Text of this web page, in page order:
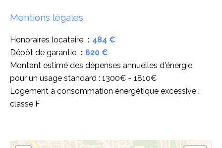
Mentions légales
Honoraires locataire
484 €
Dépôt de garantie
620 €
Montant estimé des dépenses annuelles d'énergie
pour un usage standard : 1300€ ~ 1810€
Logement à consommation énergétique excessive :
classe F